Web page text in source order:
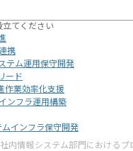
立てください
携
テム運用保守開発
ード
作業効率化支援
ンフラ運用構築
ムインフラ保守開発
社内情報システム部門における